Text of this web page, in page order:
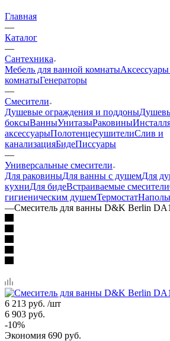
Главная
—
Каталог
—
Сантехника
Мебель для ванной комнаты
комнатыГенераторы
—
Смесители
Душевые ограждения и поддоны
боксыВанныУнитазыРаковины
аксессуарыПолотенцесушителиСлив и
канализацияБидеПиссуары
—
Универсальные смесители
Для раковиныДля ванны с душемДля
кухниДля бидеВстраиваемые смесители
гигиеническим душемТермостат
—Смеситель для ванны D&K Berlin
6 213 руб. /шт
6 903 руб.
-10%
Экономия 690 руб.